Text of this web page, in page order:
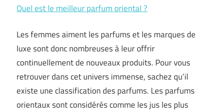
Quel est le meilleur parfum oriental ?
Les femmes aiment les parfums et les marques de
luxe sont donc nombreuses à leur offrir
continuellement de nouveaux produits. Pour vous
retrouver dans cet univers immense, sachez qu’il
existe une classification des parfums. Les parfums
orientaux sont considérés comme les jus les plus